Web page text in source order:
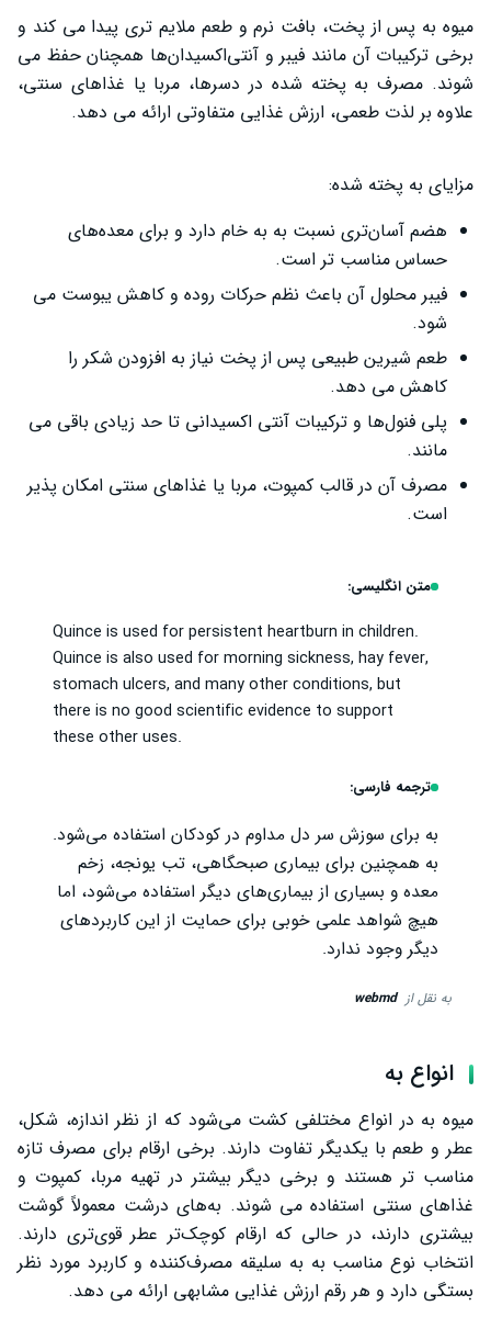
میوه به پس از پخت، بافت نرم و طعم ملایم ‌تری پیدا می‌ کند و
برخی ترکیبات آن مانند فیبر و آنتی‌اکسیدان‌ها همچنان حفظ می‌
شوند. مصرف به پخته شده در دسرها، مربا یا غذاهای سنتی،
علاوه بر لذت طعمی، ارزش غذایی متفاوتی ارائه می‌ دهد.
مزایای به پخته شده:
هضم آسان‌تری نسبت به به خام دارد و برای معده‌های
حساس مناسب ‌تر است.
فیبر محلول آن باعث نظم حرکات روده و کاهش یبوست می
‌شود.
طعم شیرین طبیعی پس از پخت نیاز به افزودن شکر را
کاهش می ‌دهد.
پلی ‌فنول‌ها و ترکیبات آنتی‌ اکسیدانی تا حد زیادی باقی می‌
مانند.
مصرف آن در قالب کمپوت، مربا یا غذاهای سنتی امکان ‌پذیر
است.
متن انگلیسی:
Quince is used for persistent heartburn in children.
Quince is also used for morning sickness, hay fever,
stomach ulcers, and many other conditions, but
there is no good scientific evidence to support
these other uses.
ترجمه فارسی:
به برای سوزش سر دل مداوم در کودکان استفاده می‌شود.
به همچنین برای بیماری صبحگاهی، تب یونجه، زخم
معده و بسیاری از بیماری‌های دیگر استفاده می‌شود، اما
هیچ شواهد علمی خوبی برای حمایت از این کاربردهای
دیگر وجود ندارد.
به نقل از webmd
انواع به
میوه به در انواع مختلفی کشت می‌شود که از نظر اندازه، شکل،
عطر و طعم با یکدیگر تفاوت دارند. برخی ارقام برای مصرف تازه
مناسب ‌تر هستند و برخی دیگر بیشتر در تهیه مربا، کمپوت و
غذاهای سنتی استفاده می‌ شوند. به‌های درشت معمولاً گوشت
بیشتری دارند، در حالی که ارقام کوچک‌تر عطر قوی‌تری دارند.
انتخاب نوع مناسب به به سلیقه مصرف‌کننده و کاربرد مورد نظر
بستگی دارد و هر رقم ارزش غذایی مشابهی ارائه می‌ دهد.